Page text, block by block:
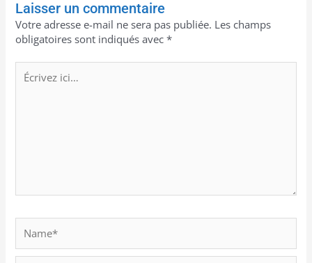
Laisser un commentaire
Votre adresse e-mail ne sera pas publiée. Les champs
obligatoires sont indiqués avec*
Écrivez
ici…